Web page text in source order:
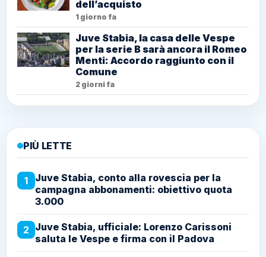
dell’acquisto
1 giorno fa
Juve Stabia, la casa delle Vespe
per la serie B sarà ancora il Romeo
Menti: Accordo raggiunto con il
Comune
2 giorni fa
PIÙ LETTE
1
Juve Stabia, conto alla rovescia per la
campagna abbonamenti: obiettivo quota
3.000
2 Juve Stabia, ufficiale: Lorenzo Carissoni
saluta le Vespe e firma con il Padova